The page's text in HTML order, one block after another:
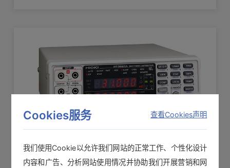
Cookies服务 查看Cookies声明
我们使用Cookie以允许我们网站的正常工作、个性化设计
内容和广告、分析网站使用情况并协助我们开展营销和网